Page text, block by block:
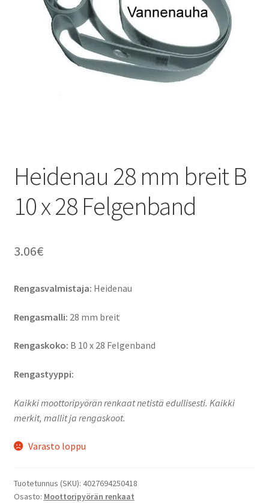
Heidenau 28 mm breit B
10 x 28 Felgenband
3.06€
Rengasvalmistaja: Heidenau
Rengasmalli: 28 mm breit
Rengaskoko: B 10 x 28 Felgenband
Rengastyyppi:
Kaikki moottoripyörän renkaat netistä edullisesti. Kaikki
merkit, mallit ja rengaskoot.
Varasto loppu
Tuotetunnus (SKU): 4027694250418
Osasto: Moottoripyörän renkaat